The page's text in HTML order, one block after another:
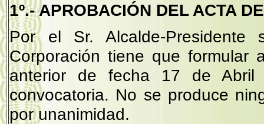
1º.- APROBACIÓN DEL ACTA
Por el Sr. Alcalde-
Corporación tiene que formular
anterior de fecha 17 de
convocatoria. No se produce
por unanimidad.